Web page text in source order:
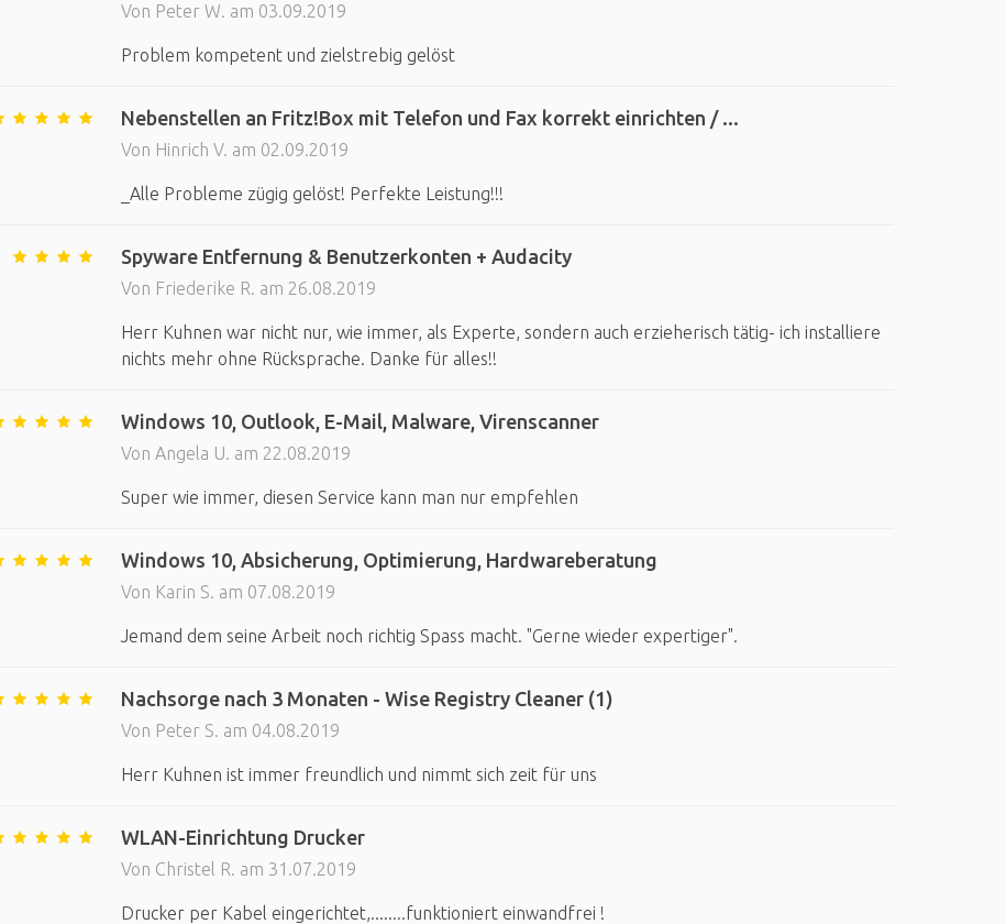
Von Peter W. am 03.09.2019
Problem kompetent und zielstrebig gelöst
Nebenstellen an Fritz!Box mit Telefon und Fax korrekt einrichten / ...
Von Hinrich V. am 02.09.2019
_Alle Probleme zügig gelöst! Perfekte Leistung!!!
Spyware Entfernung & Benutzerkonten + Audacity
Von Friederike R. am 26.08.2019
Herr Kuhnen war nicht nur, wie immer, als Experte, sondern auch erzieherisch tätig- ich installiere
nichts mehr ohne Rücksprache. Danke für alles!!
Windows 10, Outlook, E-Mail, Malware, Virenscanner
Von Angela U. am 22.08.2019
Super wie immer, diesen Service kann man nur empfehlen
Windows 10, Absicherung, Optimierung, Hardwareberatung
Von Karin S. am 07.08.2019
Jemand dem seine Arbeit noch richtig Spass macht. "Gerne wieder expertiger".
Nachsorge nach 3 Monaten - Wise Registry Cleaner (1)
Von Peter S. am 04.08.2019
Herr Kuhnen ist immer freundlich und nimmt sich zeit für uns
WLAN-Einrichtung Drucker
Von Christel R. am 31.07.2019
Drucker per Kabel eingerichtet,........funktioniert einwandfrei !